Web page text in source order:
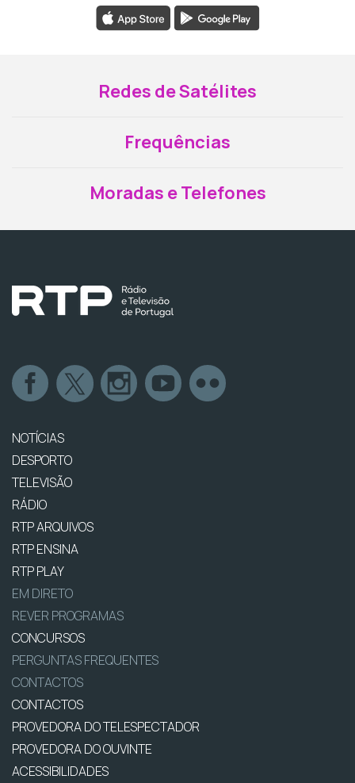
Redes de Satélites
Frequências
Moradas e Telefones
NOTÍCIAS
DESPORTO
TELEVISÃO
RÁDIO
RTP ARQUIVOS
RTP ENSINA
RTP PLAY
EM DIRETO
REVER PROGRAMAS
CONCURSOS
PERGUNTAS FREQUENTES
CONTACTOS
CONTACTOS
PROVEDORA DO TELESPECTADOR
PROVEDORA DO OUVINTE
ACESSIBILIDADES